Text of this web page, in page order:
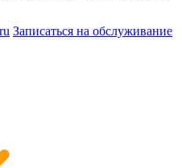
Записаться на обслуживание